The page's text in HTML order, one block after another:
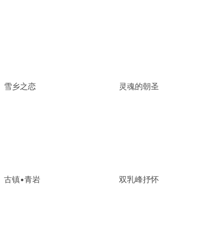
雪乡之恋 灵魂的朝圣
古镇•青岩 双乳峰抒怀